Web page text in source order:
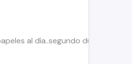
al día..segundo dueño.